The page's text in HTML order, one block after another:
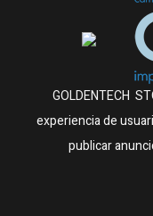
GOLDENTECH
experiencia de
publicar